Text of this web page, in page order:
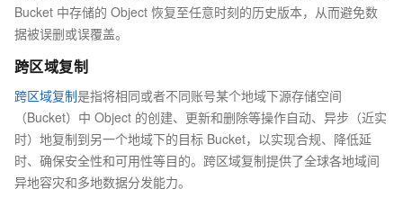
Bucket 中存储的 Object 恢复至任意时刻的历史版本，从而避免数
据被误删或误覆盖。
跨区域复制
跨区域复制是指将相同或者不同账号某个地域下源存储空间
（Bucket）中 Object 的创建、更新和删除等操作自动、异步（近实
时）地复制到另一个地域下的目标 Bucket，以实现合规、降低延
时、确保安全性和可用性等目的。跨区域复制提供了全球各地域间
异地容灾和多地数据分发能力。